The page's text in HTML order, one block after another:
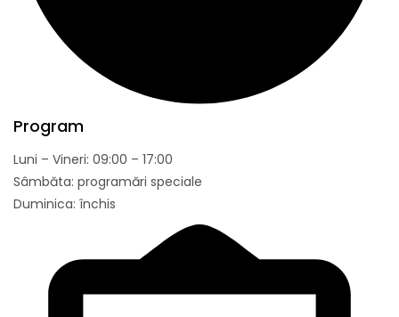
Program
Luni – Vineri: 09:00 – 17:00
Sâmbăta: programări speciale
Duminica: închis